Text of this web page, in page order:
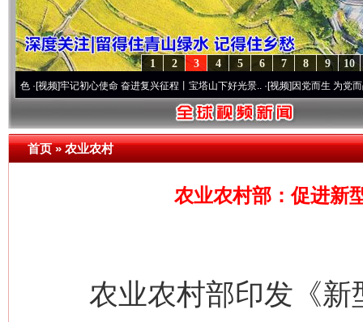
10
9
8
7
6
5
4
3
2
1
牢记初心使命 奋进复兴征程丨宝塔山下好光景..·[视频]因党而生 为党而战——百年
首页»农业农村
农业农村部：促进新
农业农村部印发《新